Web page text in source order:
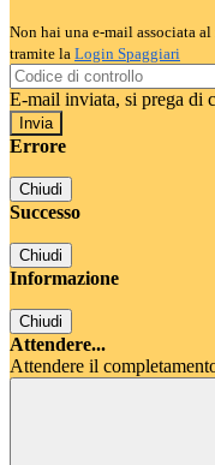
Non hai una e-mail associata
tramite la Login Spaggiari
E-mail inviata, si prega di
Errore
Chiudi
Successo
Chiudi
Informazione
Chiudi
Attendere...
Attendere il